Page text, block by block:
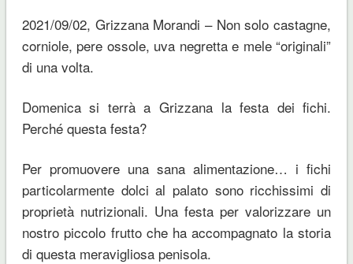
2021/09/02, Grizzana Morandi – Non solo castagne,
corniole, pere ossole, uva negretta e mele “originali”
di una volta.
Domenica si terrà a Grizzana la festa dei fichi.
Perché questa festa?
Per promuovere una sana alimentazione… i fichi
particolarmente dolci al palato sono ricchissimi di
proprietà nutrizionali. Una festa per valorizzare un
nostro piccolo frutto che ha accompagnato la storia
di questa meravigliosa penisola.